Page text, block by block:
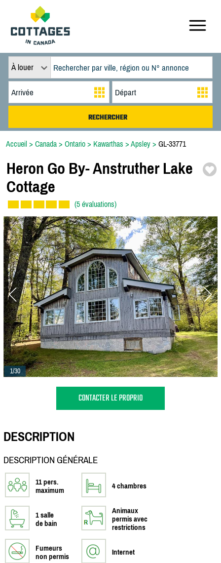
À louer
Accueil > Canada > Ontario > Kawarthas > Apsley > GL-33771
Heron Go By-Anstruther Lake
Cottage
(5 évaluations)
1/30
CONTACTER LE PROPRIO
DESCRIPTION
DESCRIPTION GÉNÉRALE
11 pers.
maximum
4 chambres
1 salle
de bain
Animaux
permis avec
restrictions
Fumeurs
non permis
Internet